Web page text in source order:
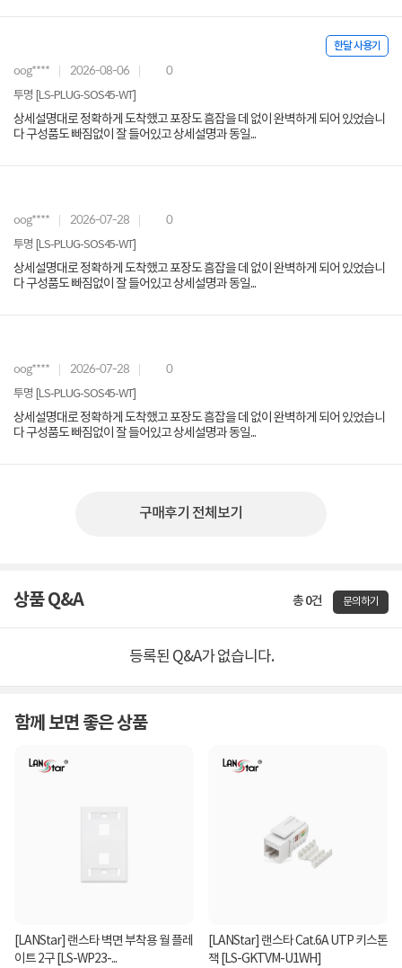
한달 사용기
oog**** 2026-08-06 0
투명 [LS-PLUG-SOS45-WT]
상세설명대로 정확하게 도착했고 포장도 흠잡을 데 없이 완벽하게 되어 있었습니
다 구성품도 빠짐없이 잘 들어있고 상세설명과 동일...
oog**** 2026-07-28 0
투명 [LS-PLUG-SOS45-WT]
상세설명대로 정확하게 도착했고 포장도 흠잡을 데 없이 완벽하게 되어 있었습니
다 구성품도 빠짐없이 잘 들어있고 상세설명과 동일...
oog**** 2026-07-28 0
투명 [LS-PLUG-SOS45-WT]
상세설명대로 정확하게 도착했고 포장도 흠잡을 데 없이 완벽하게 되어 있었습니
다 구성품도 빠짐없이 잘 들어있고 상세설명과 동일...
구매후기 전체보기
상품 Q&A 총 0건 문의하기
등록된 Q&A가 없습니다.
함께 보면 좋은 상품
[LANStar] 랜스타 벽면 부착용 월 플레
이트 2구 [LS-WP23-...
[LANStar] 랜스타 Cat.6A UTP 키스톤
잭 [LS-GKTVM-U1WH]